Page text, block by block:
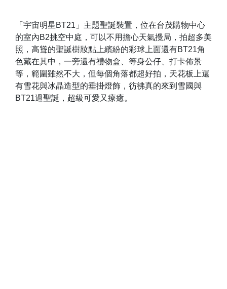
「宇宙明星BT21」主題聖誕裝置，位在台茂購物中心
的室內B2挑空中庭，可以不用擔心天氣攪局，拍超多美
照，高聳的聖誕樹妝點上繽紛的彩球上面還有BT21角
色藏在其中，一旁還有禮物盒、等身公仔、打卡佈景
等，範圍雖然不大，但每個角落都超好拍，天花板上還
有雪花與冰晶造型的垂掛燈飾，彷彿真的來到雪國與
BT21過聖誕，超級可愛又療癒。